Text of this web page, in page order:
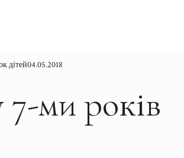
дітей04.05.2018
ми років